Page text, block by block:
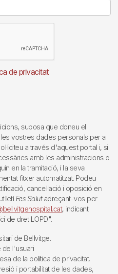
de privacitat
suposa que doneu el
vostres dades personals per a
a través d'aquest portal i, si
amb les administracions o
en la tramitació, i la seva
fitxer automatitzat. Podeu
cancel·lació i oposició en
Fes Salutadreçant-vos per
, indicant
de dret LOPD".
de Bellvitge.
de l'usuari
de la política de privacitat.
i portabilitat de les dades,